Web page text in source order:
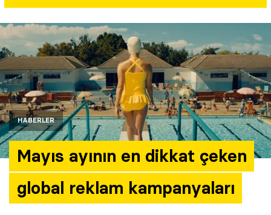
HABERLER
Mayıs ayının en dikkat çeken
global reklam kampanyaları
Araştırma